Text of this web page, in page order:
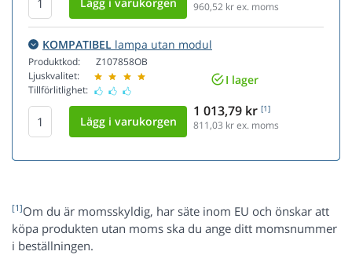
960,52 kr ex. moms
KOMPATIBEL lampa utan modul
Produktkod:
Ljuskvalitet:
Tillförlitlighet:
Z107858OB
I lager
1 013,79 kr [1]
811,03 kr ex. moms
[1]Om du är momsskyldig, har säte inom EU och önskar att
köpa produkten utan moms ska du ange ditt momsnummer
i beställningen.